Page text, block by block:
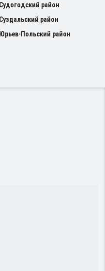
Судогодский район
Суздальский район
Юрьев-Польский район